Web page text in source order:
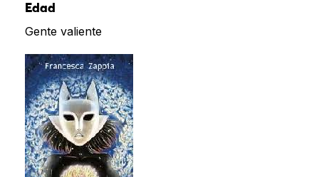
Edad
Gente valiente